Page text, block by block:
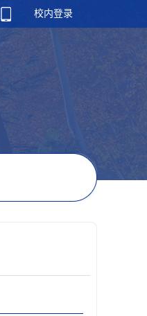
校内登录